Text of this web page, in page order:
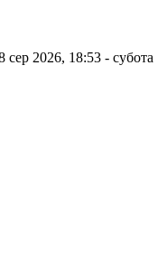
сер 2026, 18:53 - субота